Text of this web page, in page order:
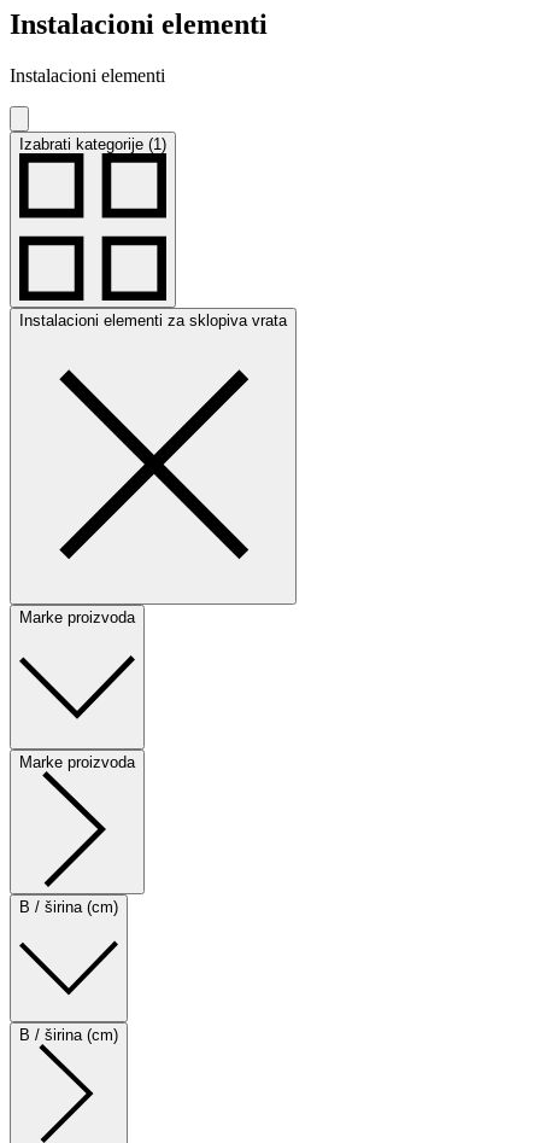
Instalacioni elementi
Instalacioni elementi
Izabrati kategorije (1)
Instalacioni elementi za sklopiva vrata
Marke proizvoda
Marke proizvoda
B / širina (cm)
B / širina (cm)